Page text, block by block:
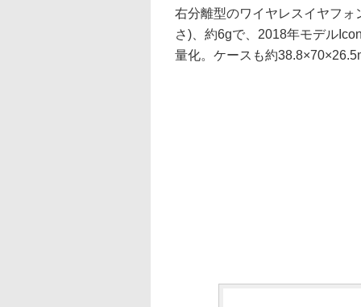
右分離型のワイヤレスイヤフ
さ)、約6gで、2018年モデル
量化。ケースも約